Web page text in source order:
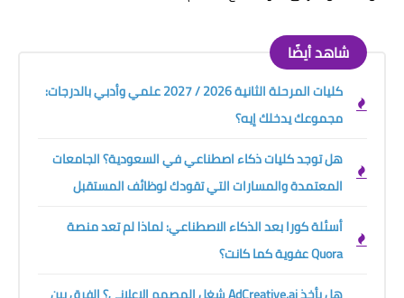
شاهد أيضًا
كليات المرحلة الثانية 2026 / 2027 علمي وأدبي بالدرجات:
مجموعك يدخلك إيه؟
هل توجد كليات ذكاء اصطناعي في السعودية؟ الجامعات
المعتمدة والمسارات التي تقودك لوظائف المستقبل
أسئلة كورا بعد الذكاء الاصطناعي: لماذا لم تعد منصة
Quora عفوية كما كانت؟